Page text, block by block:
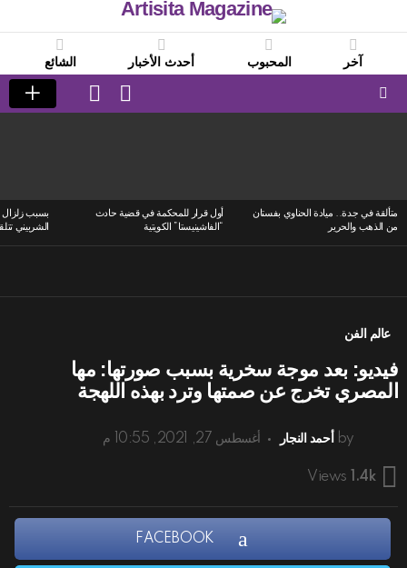
آخر المحبوب أحدث الأخبار الشائع
SWITCH
SKIN
LOGIN
متألقة في جدة.. ميادة الحناوي بفستان
من الذهب والحرير
أول قرار للمحكمة في قضية حادث
“الفاشينيستا” الكويتية
بسبب زلزال
الشربيني
عالم الفن
فيديو: بعد موجة سخرية بسبب صورتها: مها
المصري تخرج عن صمتها وترد بهذه اللهجة
by أحمد النجار أغسطس 27, 2021, 10:55 م
1.4k
Views
FACEBOOK